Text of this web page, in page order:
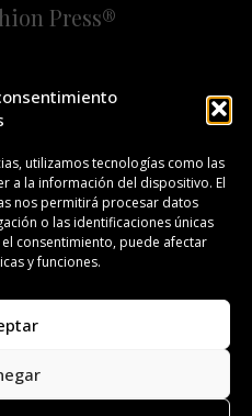
utilizamos tecnologías como las
a la información del dispositivo. El
nos permitirá procesar datos
o las identificaciones únicas
consentimiento, puede afectar
y funciones.
Press®
FASHION NEWS!
PUBLICIDAD
27443-2014
Copyright 2008-2024.
es una marca registrada.